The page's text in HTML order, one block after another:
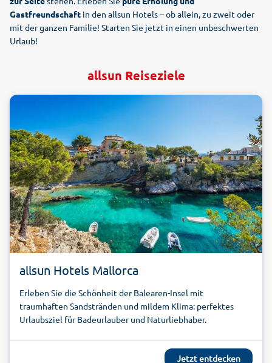
Gastfreundschaft in den allsun Hotels – ob allein, zu zweit oder
mit der ganzen Familie! Starten Sie jetzt in einen unbeschwerten
Urlaub!
allsun Reiseziele
allsun Hotels Mallorca
Erleben Sie die Schönheit der Balearen-Insel mit
traumhaften Sandstränden und mildem Klima: perfektes
Urlaubsziel für Badeurlauber und Naturliebhaber.
Jetzt entdecken